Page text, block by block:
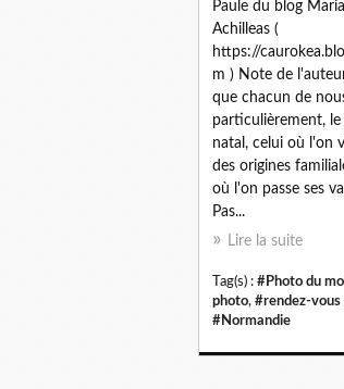
Paule du blog
Achilleas (
https://
m ) Note de
que chacun de
particulièrement, le
natal, celui où l'on
des origines
où l'on passe ses
Pas...
Lire la suite
Tag(s) : #Photo du
photo, #rendez-vous
#Normandie